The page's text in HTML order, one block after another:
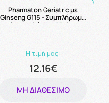
Pharmaton Geriatric με
Ginseng G115 - Συμπλήρωμα
Διατροφής για Μνήμη
Η τιμή μας:
12.16€
ΜΗ ΔΙΑΘΈΣΙΜΟ